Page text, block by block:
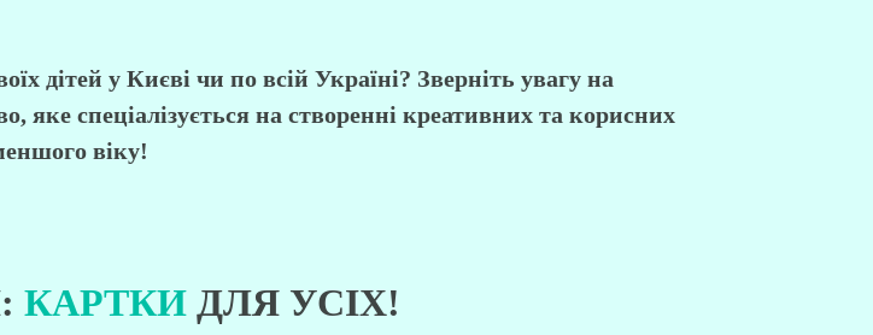
дітей у Києві чи по всій Україні? Зверніть увагу на
яке спеціалізується на створенні креативних та корисних
віку!
КАРТКИ ДЛЯ УСІХ!